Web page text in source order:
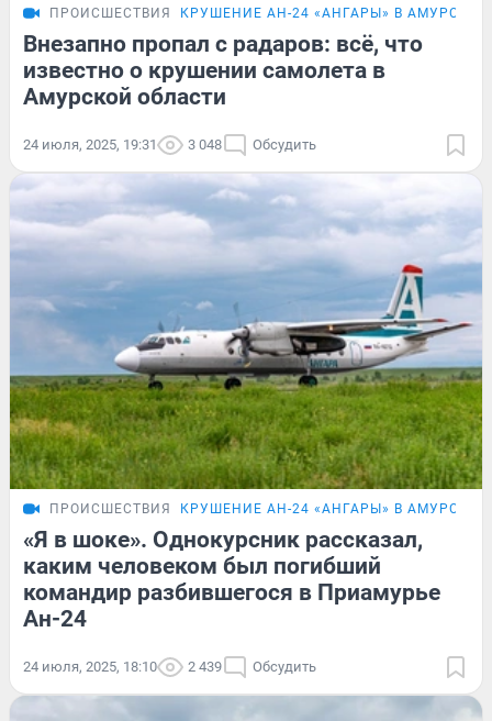
ПРОИСШЕСТВИЯ КРУШЕНИЕ АН-24 «АНГАРЫ» В
Внезапно пропал с радаров: всё, что
известно о крушении самолета в
Амурской области
24 июля, 2025, 19:31 3 048 Обсудить
ПРОИСШЕСТВИЯ КРУШЕНИЕ АН-24 «АНГАРЫ» В
«Я в шоке». Однокурсник рассказал,
каким человеком был погибший
командир разбившегося в Приамурье
Ан-24
24 июля, 2025, 18:10 2 439 Обсудить